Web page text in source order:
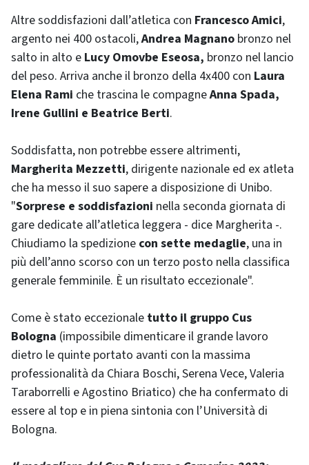
Altre soddisfazioni dall’atletica con Francesco Amici,
argento nei 400 ostacoli,Andrea Magnano bronzo nel
salto in alto e Lucy Omovbe Eseosa, bronzo nel lancio
del peso. Arriva anche il bronzo della 4x400 con Laura
Elena Rami che trascina le compagneAnna Spada,
Irene Gullini e Beatrice Berti.
Soddisfatta, non potrebbe essere altrimenti,
Margherita Mezzetti, dirigente nazionale ed ex atleta
che ha messo il suo sapere a disposizione di Unibo.
"Sorprese e soddisfazioni nella seconda giornata di
gare dedicate all’atletica leggera - dice Margherita -.
Chiudiamo la spedizione con sette medaglie, una in
più dell’anno scorso con un terzo posto nella classifica
generale femminile. È un risultato eccezionale".
Come è stato eccezionale tutto il gruppo Cus
Bologna (impossibile dimenticare il grande lavoro
dietro le quinte portato avanti con la massima
professionalità da Chiara Boschi, Serena Vece, Valeria
Taraborrelli e Agostino Briatico) che ha confermato di
essere al top e in piena sintonia con l’Università di
Bologna.